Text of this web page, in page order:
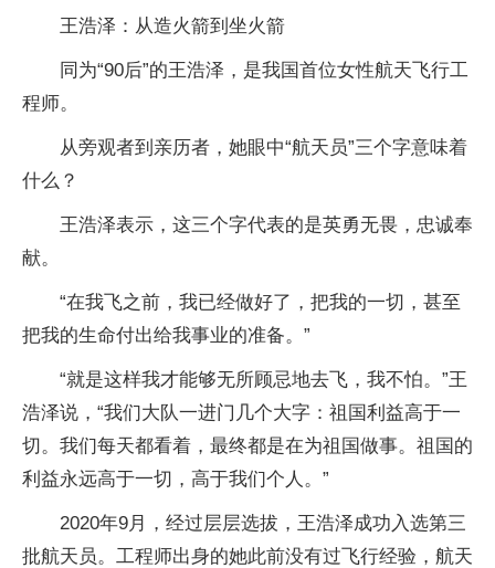
王浩泽：从造火箭到坐火箭
同为“90后”的王浩泽，是我国首位女性航天飞行工
程师。
从旁观者到亲历者，她眼中“航天员”三个字意味着
什么？
王浩泽表示，这三个字代表的是英勇无畏，忠诚奉
献。
“在我飞之前，我已经做好了，把我的一切，甚至
把我的生命付出给我事业的准备。”
“就是这样我才能够无所顾忌地去飞，我不怕。”王
浩泽说，“我们大队一进门几个大字：祖国利益高于一
切。我们每天都看着，最终都是在为祖国做事。祖国的
利益永远高于一切，高于我们个人。”
2020年9月，经过层层选拔，王浩泽成功入选第三
批航天员。工程师出身的她此前没有过飞行经验，航天